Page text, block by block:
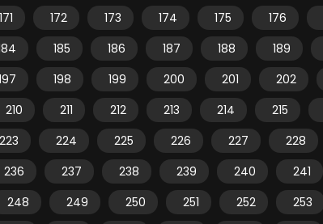
171
172 173 174 175 176
185 186 187 188 189
198 199 200 201 202
210
211 212 213 214 215
223
224 225 226 227 228
236
237 238 239 240 241
248
249 250 251 252 253